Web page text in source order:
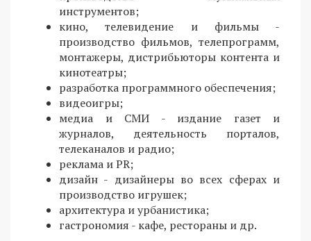
инструментов;
кино, телевидение и фильмы -
производство фильмов, телепрограмм,
монтажеры, дистрибьюторы контента и
кинотеатры;
разработка программного обеспечения;
видеоигры;
медиа и СМИ - издание газет и
журналов, деятельность порталов,
телеканалов и радио;
реклама и PR;
дизайн - дизайнеры во всех сферах и
производство игрушек;
архитектура и урбанистика;
гастрономия - кафе, рестораны и др.